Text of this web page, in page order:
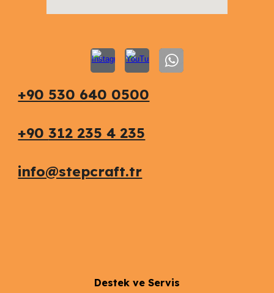
+90 530 640 0500
+90312 235 4 235
info@stepcraft.tr
Destek ve Servis